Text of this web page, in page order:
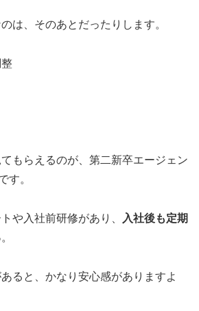
は、そのあとだったりします。
もらえるのが、第二新卒エージェン
す。
や入社前研修があり、
入社後も定期
。
ると、かなり安心感がありますよ